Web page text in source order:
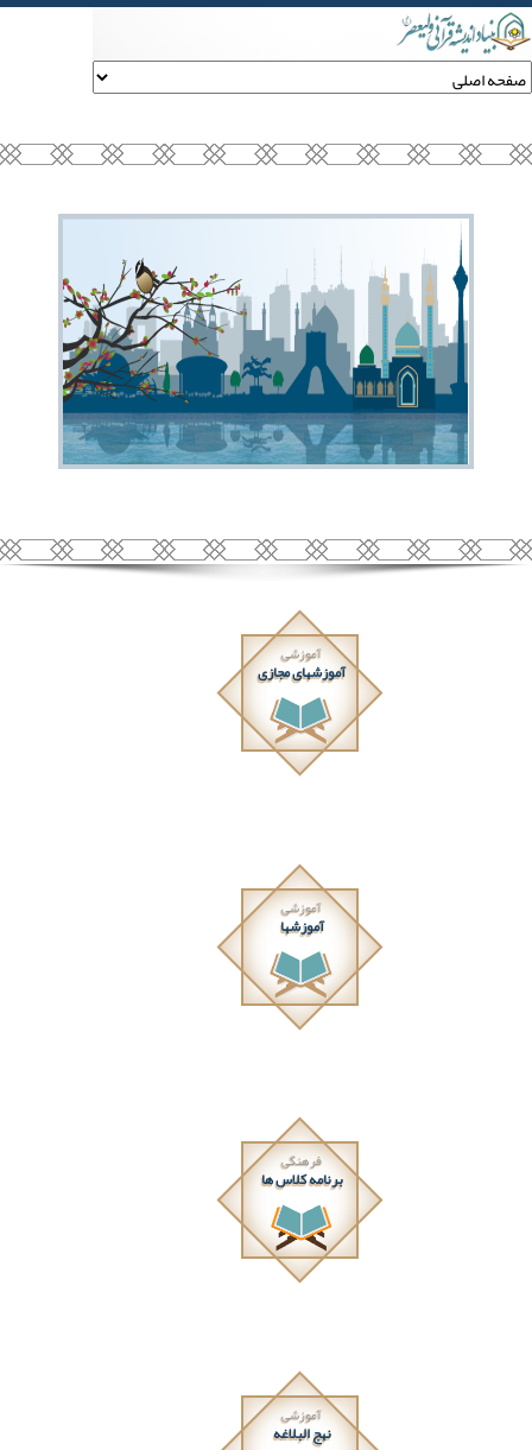
آموزشی
آموزشهای مجازی
آموزشی
آموزشها
فرهنگی
برنامه کلاس ها
آموزشی
نهج البلاغه